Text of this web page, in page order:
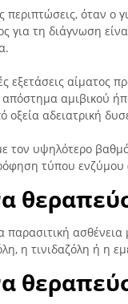
περιπτώσεις, όταν ο
για τη διάγνωση
εξετάσεις αίματος
απόστημα αμιβικού
αδειατρική
τον υψηλότερο
τύπου ενζύμου
παρασιτική
η τινιδαζόλη ή η